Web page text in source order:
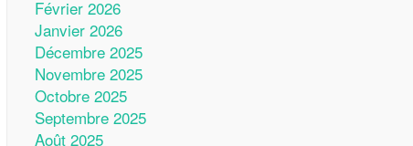
Février 2026
Janvier 2026
Décembre 2025
Novembre 2025
Octobre 2025
Septembre 2025
Août 2025